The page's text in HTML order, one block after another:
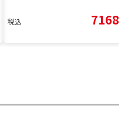
税込 7168